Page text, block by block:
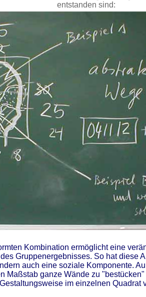
entstanden sind:
Kombination ermöglicht eine
Gruppenergebnisses. So hat diese
auch eine soziale Komponente.
Maßstab ganze Wände zu
im einzelnen Quadrat